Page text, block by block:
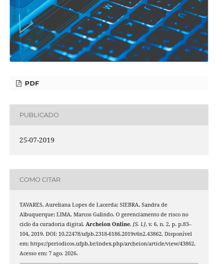
PDF
PUBLICADO
25-07-2019
COMO CITAR
TAVARES, Aureliana Lopes de Lacerda; SIEBRA, Sandra de
Albuquerque; LIMA, Marcos Galindo. O gerenciamento de risco no
ciclo da curadoria digital. Archeion Online, [S. l.], v. 6, n. 2, p. p.83–
104, 2019. DOI: 10.22478/ufpb.2318-6186.2019v6n2.43862. Disponível
em: https://periodicos.ufpb.br/index.php/archeion/article/view/43862.
Acesso em: 7 ago. 2026.